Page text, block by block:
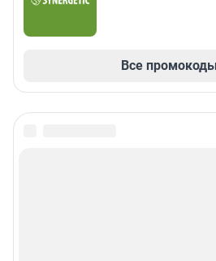
Все промокоды